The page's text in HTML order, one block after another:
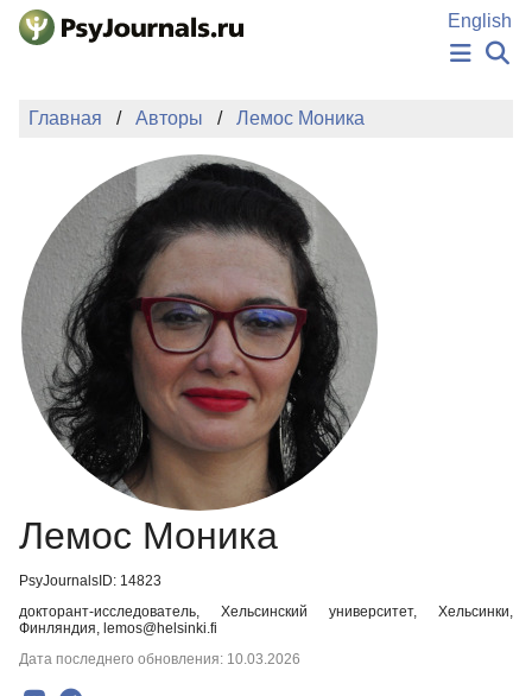
Перейти к основному содержанию
English
НОВОСТИ
АВТОРЫ
ПОДАТЬ РУКОПИСЬ
БАЗА ЗНАНИЙ
КЛЮЧЕВЫЕ СЛОВА
Регистрация
Главная Авторы Лемос Моника
Лемос Моника
PsyJournalsID: 14823
докторант-исследователь, Хельсинский университет, Хельсинки,
Финляндия, lemos@helsinki.fi
Дата последнего обновления: 10.03.2026